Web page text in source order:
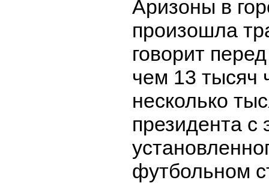
Аризоны в
произошла
говорит
чем 13 тысяч
несколько
президента с
футбольном